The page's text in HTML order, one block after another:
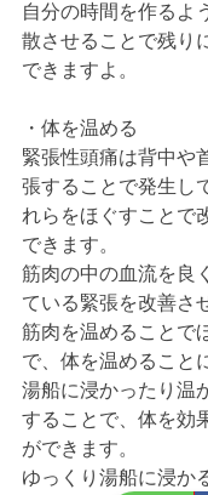
自分の時間を作るよ
散させることで残り
できますよ。
・体を温める
緊張性頭痛は背中や
張することで発生し
れらをほぐすことで
できます。
筋肉の中の血流を良
ている緊張を改善さ
筋肉を温めることで
で、体を温めること
湯船に浸かったり温
することで、体を効
ができます。
ゆっくり湯船に浸か